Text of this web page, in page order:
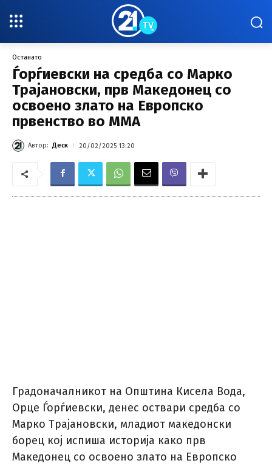
Останато
Ѓорѓиевски на средба со Марко
Трајановски, прв Македонец со
освоено злато на Европско
првенство во ММА
Автор: Деск 20/02/2025 13:20
Градоначалникот на Општина Кисела Вода,
Орце Ѓорѓиевски, денес оствари средба со
Марко Трајановски, младиот македонски
борец кој испиша историја како прв
Македонец со освоено злато на Европско